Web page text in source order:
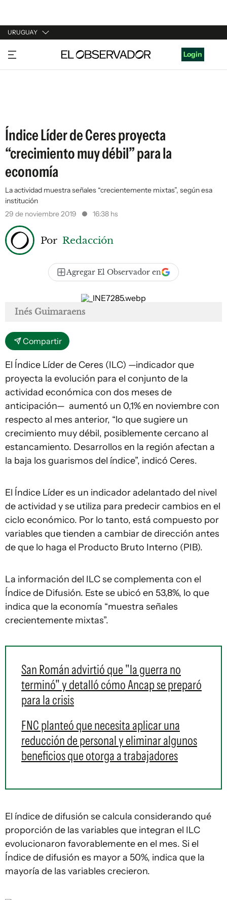
URUGUAY
URUGUAY
ARGENTINA
Login
Índice Líder de Ceres proyecta
“crecimiento muy débil” para la
economía
La actividad muestra señales “crecientemente mixtas”, según esa
institución
29 de noviembre 2019
16:38 hs
Por Redacción
Agregar El Observador en
Inés Guimaraens
Compartir
El Índice Líder de Ceres (ILC) —indicador que
proyecta la evolución para el conjunto de la
actividad económica con dos meses de
anticipación— aumentó un 0,1% en noviembre con
respecto al mes anterior, “lo que sugiere un
crecimiento muy débil, posiblemente cercano al
estancamiento. Desarrollos en la región afectan a
la baja los guarismos del índice”, indicó Ceres.
El Índice Líder es un indicador adelantado del nivel
de actividad y se utiliza para predecir cambios en el
ciclo económico. Por lo tanto, está compuesto por
variables que tienden a cambiar de dirección antes
de que lo haga el Producto Bruto Interno (PIB).
La información del ILC se complementa con el
Índice de Difusión. Este se ubicó en 53,8%, lo que
indica que la economía “muestra señales
crecientemente mixtas”.
San Román advirtió que "la guerra no
terminó" y detalló cómo Ancap se preparó
para la crisis
FNC planteó que necesita aplicar una
reducción de personal y eliminar algunos
beneficios que otorga a trabajadores
El índice de difusión se calcula considerando qué
proporción de las variables que integran el ILC
evolucionaron favorablemente en el mes. Si el
Índice de difusión es mayor a 50%, indica que la
mayoría de las variables crecieron.